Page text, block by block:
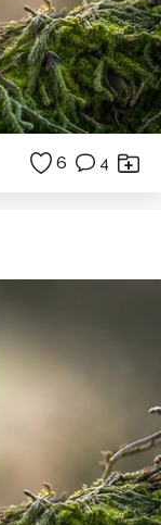
6 4